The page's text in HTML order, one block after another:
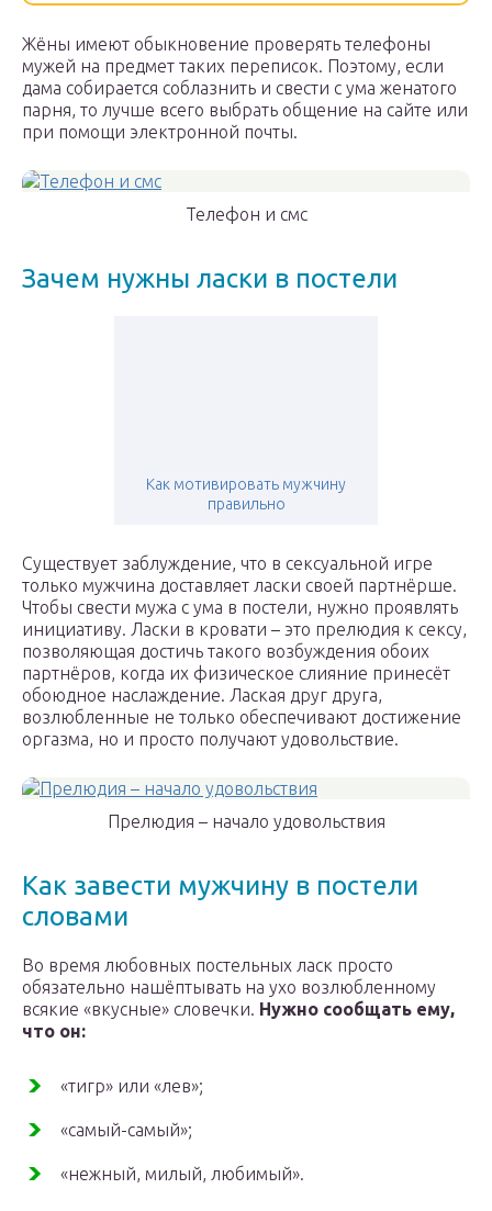
Жёны имеют обыкновение проверять телефоны
мужей на предмет таких переписок. Поэтому, если
дама собирается соблазнить и свести с ума женатого
парня, то лучше всего выбрать общение на сайте или
при помощи электронной почты.
Телефон и смс
Зачем нужны ласки в постели
Как мотивировать мужчину
правильно
Существует заблуждение, что в сексуальной игре
только мужчина доставляет ласки своей партнёрше.
Чтобы свести мужа с ума в постели, нужно проявлять
инициативу. Ласки в кровати – это прелюдия к сексу,
позволяющая достичь такого возбуждения обоих
партнёров, когда их физическое слияние принесёт
обоюдное наслаждение. Лаская друг друга,
возлюбленные не только обеспечивают достижение
оргазма, но и просто получают удовольствие.
Прелюдия – начало удовольствия
Как завести мужчину в постели
словами
Во время любовных постельных ласк просто
обязательно нашёптывать на ухо возлюбленному
всякие «вкусные» словечки. Нужно сообщать ему,
что он:
«тигр» или «лев»;
«самый-самый»;
«нежный, милый, любимый».